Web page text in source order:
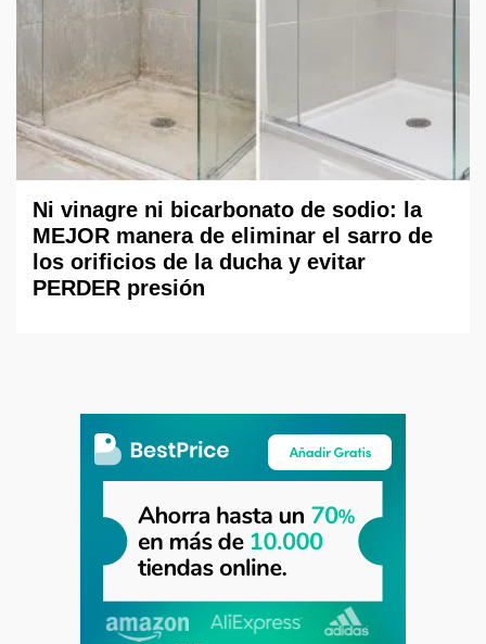
Ni vinagre ni bicarbonato de sodio: la
MEJOR manera de eliminar el sarro de
los orificios de la ducha y evitar
PERDER presión